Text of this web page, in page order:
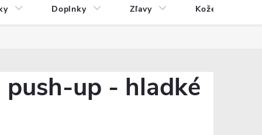
Doplnky Zľavy Kožený tovar
up - hladké